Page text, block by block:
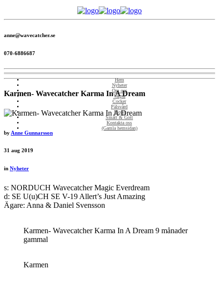
anne@wavecatcher.se
070-6886687
Hem
Nyheter
Om oss
Valpar
Cocker
Pälsvård
Mops
Smått & Gott
Kontakta oss
(Gamla hemsidan)
Karmen- Wavecatcher Karma In A Dream
by Anne Gunnarsson
31 aug 2019
in Nyheter
s: NORDUCH Wavecatcher Magic Everdream
d: SE U(u)CH SE V-19 Allert’s Just Amazing
Ägare: Anna & Daniel Svensson
Karmen- Wavecatcher Karma In A Dream 9 månader
gammal
Karmen